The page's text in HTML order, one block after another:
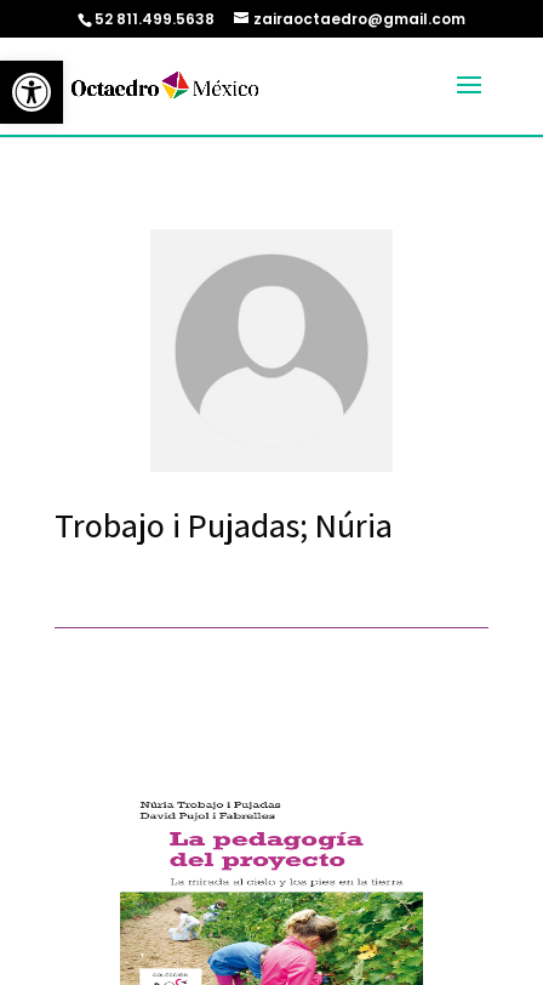
Abrir barra de herramientas
52 811.499.5638 zairaoctaedro@gmail.com
Trobajo i Pujadas; Núria